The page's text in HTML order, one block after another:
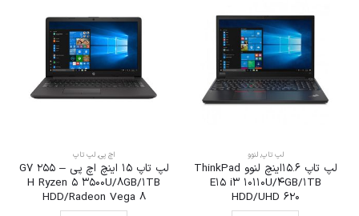
لپ تاپ,لنوو
لپ تاپ 15.6اینچ لنوو ThinkPad
E15 i3 10110U/4GB/1TB
HDD/UHD 620
اچ پی,لپ تاپ
لپ تاپ 15 اینچ اچ پی G7 255 –
H Ryzen 5 3500U/8GB/1TB
HDD/Radeon Vega 8